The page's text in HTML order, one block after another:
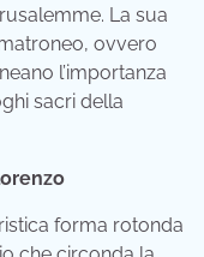
La sua
ovvero
l’importanza
sacri della
forma rotonda